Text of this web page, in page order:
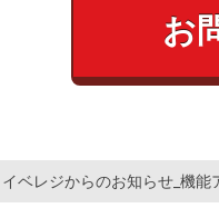
お
イベレジからのお知らせ_機能